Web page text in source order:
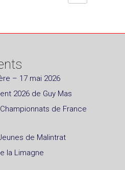
– 17 mai 2026
2026 de Guy Mas
de France
de Malintrat
la Limagne